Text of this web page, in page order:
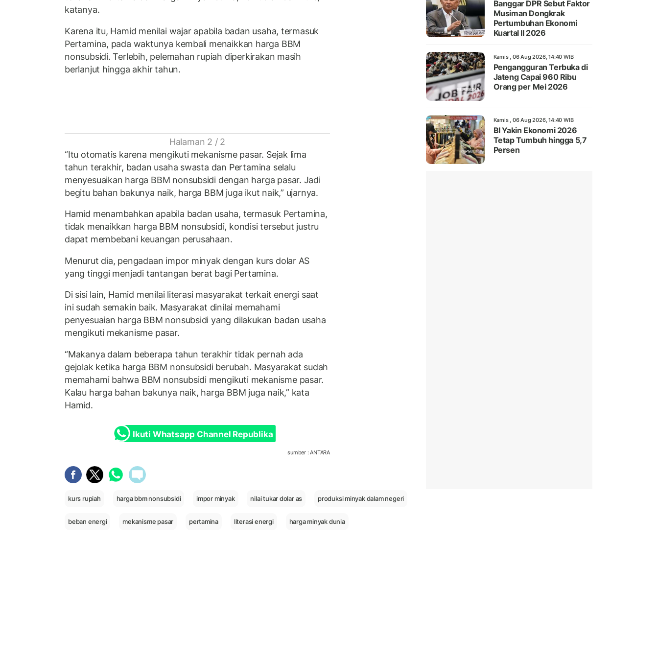
katanya.
Karena itu, Hamid menilai wajar apabila badan usaha, termasuk
Pertamina, pada waktunya kembali menaikkan harga BBM
nonsubsidi. Terlebih, pelemahan rupiah diperkirakan masih
berlanjut hingga akhir tahun.
Halaman 2 / 2
“Itu otomatis karena mengikuti mekanisme pasar. Sejak lima
tahun terakhir, badan usaha swasta dan Pertamina selalu
menyesuaikan harga BBM nonsubsidi dengan harga pasar. Jadi
begitu bahan bakunya naik, harga BBM juga ikut naik,” ujarnya.
Hamid menambahkan apabila badan usaha, termasuk Pertamina,
tidak menaikkan harga BBM nonsubsidi, kondisi tersebut justru
dapat membebani keuangan perusahaan.
Menurut dia, pengadaan impor minyak dengan kurs dolar AS
yang tinggi menjadi tantangan berat bagi Pertamina.
Di sisi lain, Hamid menilai literasi masyarakat terkait energi saat
ini sudah semakin baik. Masyarakat dinilai memahami
penyesuaian harga BBM nonsubsidi yang dilakukan badan usaha
mengikuti mekanisme pasar.
“Makanya dalam beberapa tahun terakhir tidak pernah ada
gejolak ketika harga BBM nonsubsidi berubah. Masyarakat sudah
memahami bahwa BBM nonsubsidi mengikuti mekanisme pasar.
Kalau harga bahan bakunya naik, harga BBM juga naik,” kata
Hamid.
Ikuti Whatsapp Channel Republika
sumber : ANTARA
kurs rupiah harga bbm nonsubsidi impor minyak nilai tukar dolar as produksi minyak dalam negeri
beban energi mekanisme pasar pertamina literasi energi harga minyak dunia
Banggar DPR Sebut Faktor
Musiman Dongkrak
Pertumbuhan Ekonomi
Kuartal II 2026
Kamis , 06 Aug 2026, 14:40 WIB
Pengangguran Terbuka di
Jateng Capai 960 Ribu
Orang per Mei 2026
Kamis , 06 Aug 2026, 14:40 WIB
BI Yakin Ekonomi 2026
Tetap Tumbuh hingga 5,7
Persen